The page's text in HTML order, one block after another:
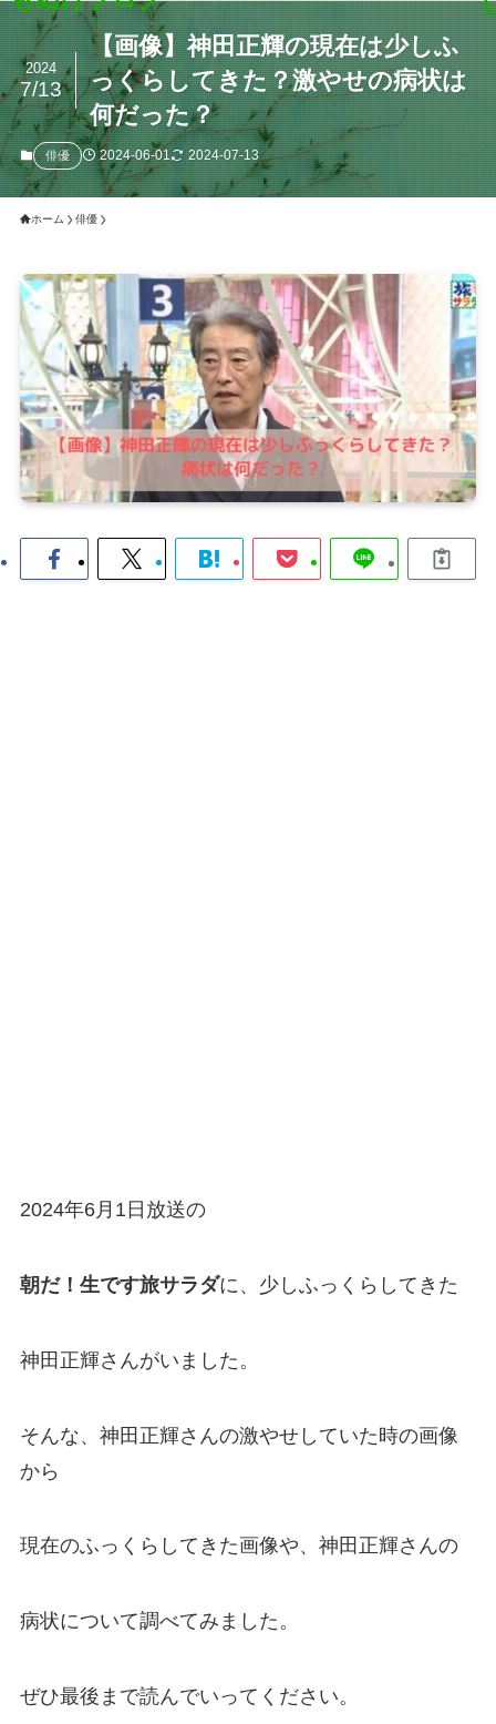
【画像】神田正輝の現在は少しふ
っくらしてきた？激やせの病状は
何だった？
2024
7/13
俳優 2024-06-01 2024-07-13
ホーム 俳優
2024年6月1日放送の
朝だ！生です旅サラダに、少しふっくらしてきた
神田正輝さんがいました。
そんな、神田正輝さんの激やせしていた時の画像
から
現在のふっくらしてきた画像や、神田正輝さんの
病状について調べてみました。
ぜひ最後まで読んでいってください。